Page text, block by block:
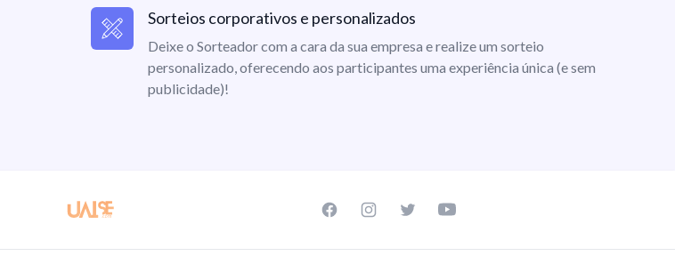
Sorteios corporativos e personalizados
Deixe o Sorteador com a cara da sua empresa e realize um sorteio
personalizado, oferecendo aos participantes uma experiência única (e sem
publicidade)!